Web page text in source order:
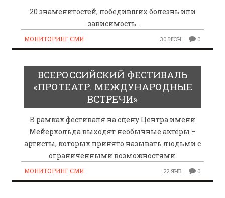
20 знаменитостей, победивших болезнь или
зависимость.
МОНИТОРИНГ СМИ 30 ИЮН 0
ВСЕРОССИЙСКИЙ ФЕСТИВАЛЬ
«ПРОТЕАТР. МЕЖДУНАРОДНЫЕ
ВСТРЕЧИ»
В рамках фестиваля на сцену Центра имени
Мейерхольда выходят необычные актёры –
артисты, которых принято называть людьми с
ограниченными возможностями.
МОНИТОРИНГ СМИ 22 ЯНВ 0